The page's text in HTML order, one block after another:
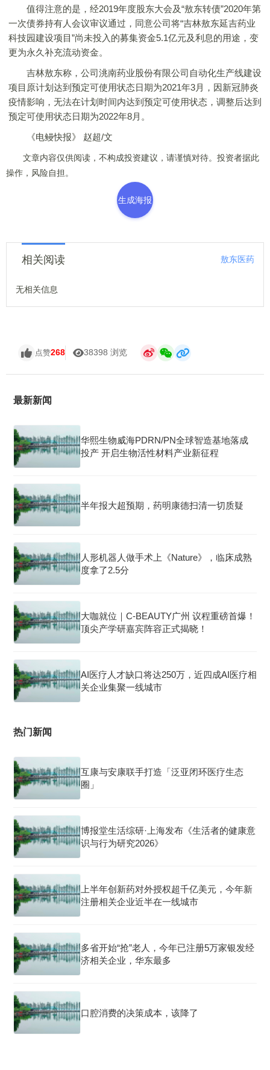
值得注意的是，经2019年度股东大会及“敖东转债”2020年第
一次债券持有人会议审议通过，同意公司将“吉林敖东延吉药业
科技园建设项目”尚未投入的募集资金5.1亿元及利息的用途，变
更为永久补充流动资金。
吉林敖东称，公司洮南药业股份有限公司自动化生产线建设
项目原计划达到预定可使用状态日期为2021年3月，因新冠肺炎
疫情影响，无法在计划时间内达到预定可使用状态，调整后达到
预定可使用状态日期为2022年8月。
《电鳗快报》 赵超/文
文章内容仅供阅读，不构成投资建议，请谨慎对待。投资者据此
操作，风险自担。
生成海报
相关阅读 敖东医药
无相关信息
点赞268 38398 浏览
最新新闻
华熙生物威海PDRN/PN全球智造基地落成
投产 开启生物活性材料产业新征程
半年报大超预期，药明康德扫清一切质疑
人形机器人做手术上《Nature》，临床成熟
度拿了2.5分
大咖就位｜C-BEAUTY广州 议程重磅首爆！
顶尖产学研嘉宾阵容正式揭晓！
AI医疗人才缺口将达250万，近四成AI医疗相
关企业集聚一线城市
热门新闻
互康与安康联手打造「泛亚闭环医疗生态
圈」
博报堂生活综研·上海发布《生活者的健康意
识与行为研究2026》
上半年创新药对外授权超千亿美元，今年新
注册相关企业近半在一线城市
多省开始“抢”老人，今年已注册5万家银发经
济相关企业，华东最多
口腔消费的决策成本，该降了